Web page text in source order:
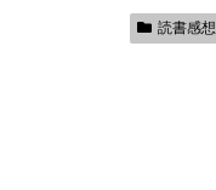
読書感想